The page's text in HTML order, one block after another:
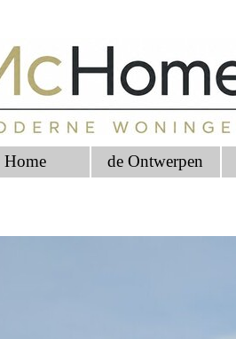
Home de Ontwerpen